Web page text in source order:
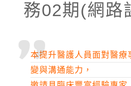
務02期(網路
本提升醫護人員面對醫療
變與溝通能力，